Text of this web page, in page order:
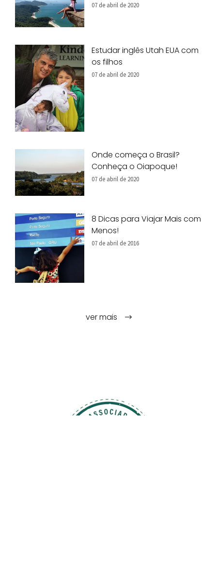
07 de abril de 2020
Estudar inglês Utah EUA com
os filhos
07 de abril de 2020
Onde começa o Brasil?
Conheça o Oiapoque!
07 de abril de 2020
8 Dicas para Viajar Mais com
Menos!
07 de abril de 2016
ver mais